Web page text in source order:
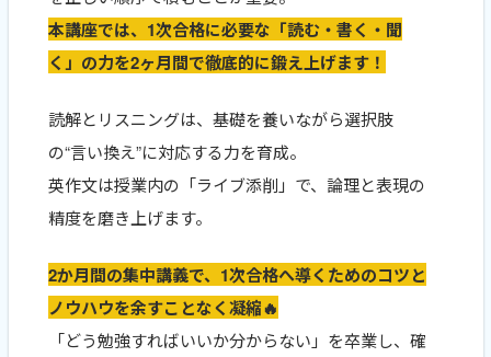
本講座では、1次合格に必要な「読む・書く・聞
く」の力を2ヶ月間で徹底的に鍛え上げます！
読解とリスニングは、基礎を養いながら選択肢
の“言い換え”に対応する力を育成。
英作文は授業内の「ライブ添削」で、論理と表現の
精度を磨き上げます。
2か月間の集中講義で、1次合格へ導くためのコツと
ノウハウを余すことなく凝縮🔥
「どう勉強すればいいか分からない」を卒業し、確